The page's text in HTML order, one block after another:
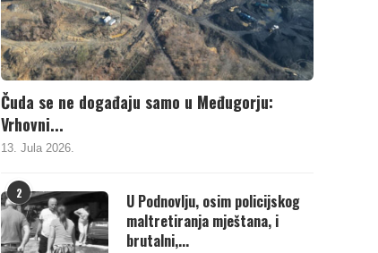
Čuda se ne događaju samo u Međugorju:
Vrhovni...
13. Jula 2026.
2
U Podnovlju, osim policijskog
maltretiranja mještana, i
brutalni,...